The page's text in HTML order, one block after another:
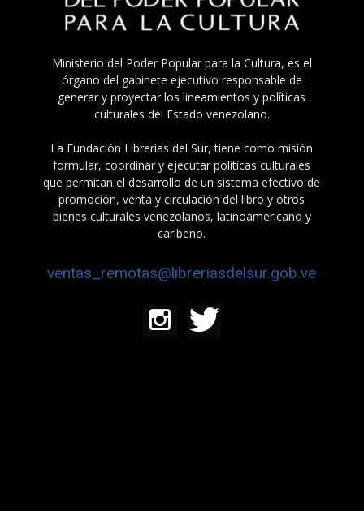
Ministerio del Poder Popular para la Cultura, es el
órgano del gabinete ejecutivo responsable de
generar y proyectar los lineamientos y políticas
culturales del Estado venezolano.
La Fundación Librerías del Sur, tiene como misión
formular, coordinar y ejecutar políticas culturales
que permitan el desarrollo de un sistema efectivo de
promoción, venta y circulación del libro y otros
bienes culturales venezolanos, latinoamericano y
caribeño.
ventas_remotas@libreriasdelsur.gob.ve